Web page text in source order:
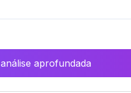
aprofundada